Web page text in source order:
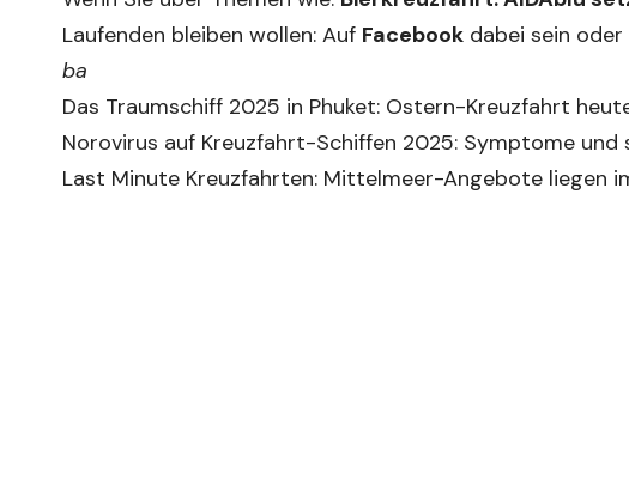
Laufenden bleiben wollen: Auf Facebook dabei sein
ba
Das Traumschiff 2025 in Phuket: Ostern-Kreuzfahrt
Norovirus auf Kreuzfahrt-Schiffen 2025: Symptome und
Last Minute Kreuzfahrten: Mittelmeer-Angebote liegen